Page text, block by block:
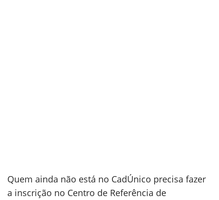
Quem ainda não está no CadÚnico precisa fazer
a inscrição no Centro de Referência de